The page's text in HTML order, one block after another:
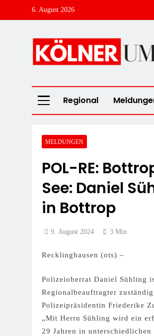
6. August 2026
Kölner
Regional
MELDUNGEN
POL-RE:
See: Daniel
in Bottrop
9. August 2024 3 Min
Recklinghausen (ots) –
Polizeioberrat Daniel Sühling
Regionalbeauftragter
Polizeipräsidentin Friederike
„Mit Herrn Sühling wird ein
29 Jahren in